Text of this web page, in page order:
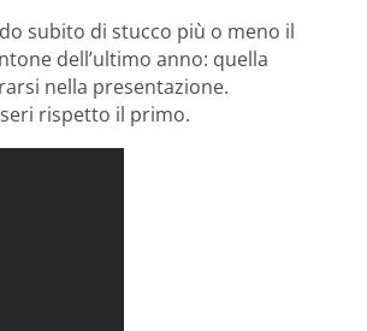
subito di stucco più o meno il
dell’ultimo anno: quella
nella presentazione.
rispetto il primo.